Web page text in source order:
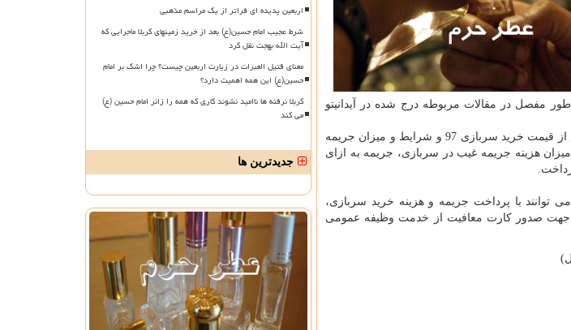
مفصل در مقالات مربوطه درج شده در آیدانیتو
به مشمولین غایب که قصد استفاده از این نوع معافیت را دارند، توصیه می کنیم برای اطلاع از قیمت خرید سربازی 97 و شرایط و میزان جریمه
میزان هزینه جریمه غیب در سربازی، جریمه به ازای
8 سال غیبت تمام داشته باشند، می توانند با پرداخت جریمه و هزینه خرید سربازی،
جهت صدور کارت معافیت از خدمت وظیفه عمومی
اربعین پدیده ای فراتر از یک مراسم مذهبی
شرط عجیب امام حسین(ع) بعد از خرید زمینهای کربلا ماجرایی که
آیت الله بهجت نقل کرد
معنای قتیل العبرات در زیارت اربعین چیست؟ چرا اشک بر امام
حسین(ع) این همه اهمیت دارد؟
کربلا نرفته ها ناامید نشوند کاری که همه را زائر امام حسین (ع)
می کند
جدیدترین ها